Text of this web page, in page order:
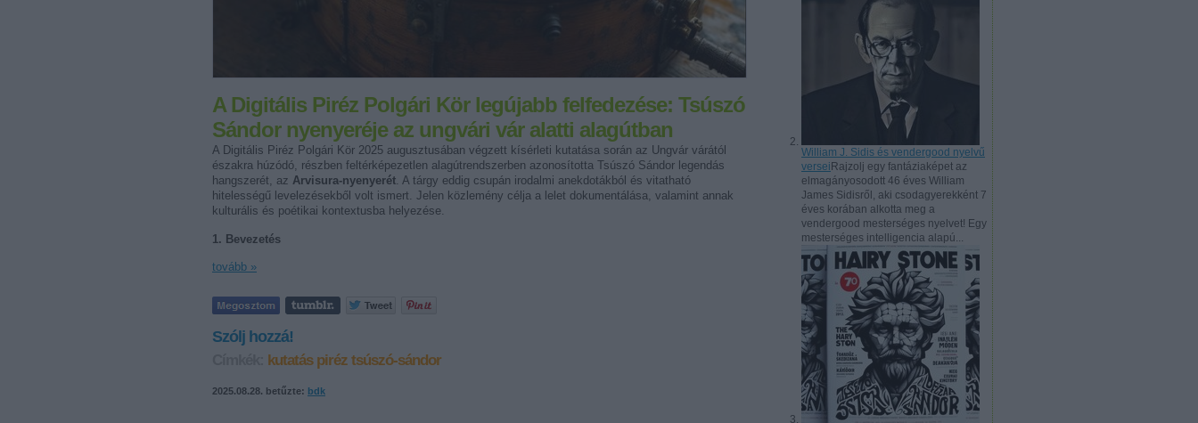
William J. Sidis és vendergood nyelvű
versei Rajzolj egy fantáziaképet az
elmagányosodott 46 éves William
James Sidisről, aki csodagyerekként 7
éves korában alkotta meg a
vendergood mesterséges nyelvet! Egy
mesterséges intelligencia alapú...
A Digitális Piréz Polgári Kör legújabb felfedezése: Tsúszó
Sándor nyenyeréje az ungvári vár alatti alagútban
A Digitális Piréz Polgári Kör 2025 augusztusában végzett kísérleti kutatása során az Ungvár várától
északra húzódó, részben feltérképezetlen alagútrendszerben azonosította Tsúszó Sándor legendás
hangszerét, az Arvisura-nyenyerét. A tárgy eddig csupán irodalmi anekdotákból és vitatható
hitelességű levelezésekből volt ismert. Jelen közlemény célja a lelet dokumentálása, valamint annak
kulturális és poétikai kontextusba helyezése.
1. Bevezetés
tovább »
Szólj hozzá!
kutatás piréz tsúszó-sándor
2025.08.28. betűzte: bdk